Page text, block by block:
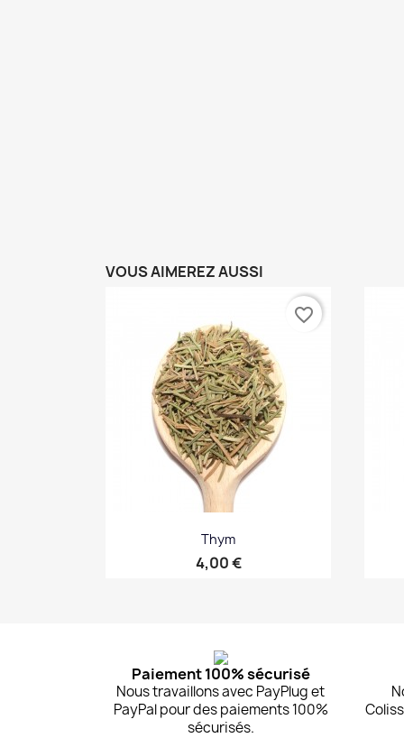
VOUS AIMEREZ AUSSI
Thym
Prix
4,00 €
favorite_border
Paiement 100% sécurisé
Nous travaillons avec PayPlug et
PayPal pour des paiements 100%
sécurisés.